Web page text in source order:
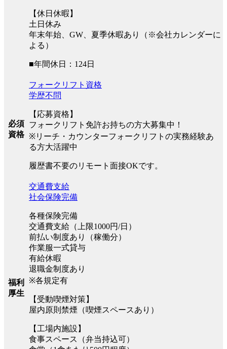
【休日休暇】
土日休み
年末年始、GW、夏季休暇あり（※会社カレンダーに
よる）
■年間休日：124日
必須
資格
フォークリフト資格
学歴不問
【応募資格】
フォークリフト免許お持ちの方大募集中！
※リーチ・カウンターフォークリフトの実務経験あ
る方大活躍中
履歴書不要のリモート面接OKです。
福利
厚生
交通費支給
社会保険完備
各種保険完備
交通費支給（上限1000円/日）
前払い制度あり（稼働分）
作業服一式貸与
有給休暇
退職金制度あり
※各規定有
【受動喫煙対策】
屋内原則禁煙（喫煙スペースあり）
【工場内施設】
食事スペース（弁当持込可）